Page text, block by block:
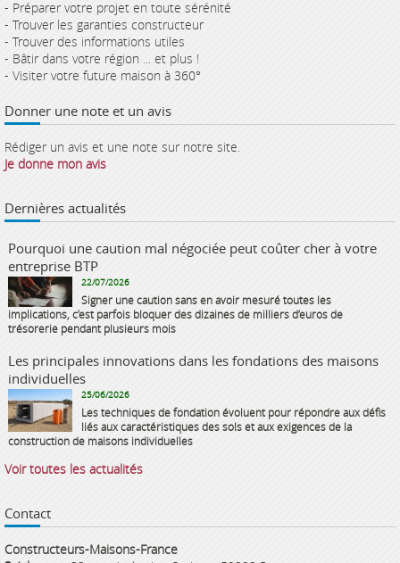
- Préparer votre projet en toute sérénité
- Trouver les garanties constructeur
- Trouver des informations utiles
- Bâtir dans votre région ... et plus !
- Visiter votre future maison à 360°
Donner une note et un avis
Rédiger un avis et une note sur notre site.
Je donne mon avis
Dernières actualités
Pourquoi une caution mal négociée peut coûter cher à votre
entreprise BTP
22/07/2026
Signer une caution sans en avoir mesuré toutes les
implications, c’est parfois bloquer des dizaines de milliers d’euros de
trésorerie pendant plusieurs mois
Les principales innovations dans les fondations des maisons
individuelles
25/06/2026
Les techniques de fondation évoluent pour répondre aux défis
liés aux caractéristiques des sols et aux exigences de la
construction de maisons individuelles
Voir toutes les actualités
Contact
Constructeurs-Maisons-France